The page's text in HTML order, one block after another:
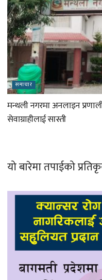
समाचार
मन्थली नगरमा अनलाइन
सेवाग्राहीलाई सास्ती
यो बारेमा तपाईको